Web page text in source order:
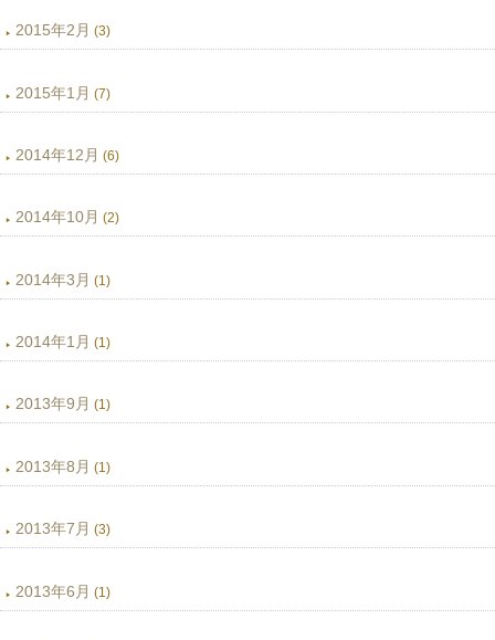
2015年2月 (3)
2015年1月 (7)
2014年12月 (6)
2014年10月 (2)
2014年3月 (1)
2014年1月 (1)
2013年9月 (1)
2013年8月 (1)
2013年7月 (3)
2013年6月 (1)